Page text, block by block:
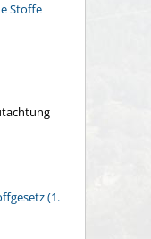
Stoffe
(1.